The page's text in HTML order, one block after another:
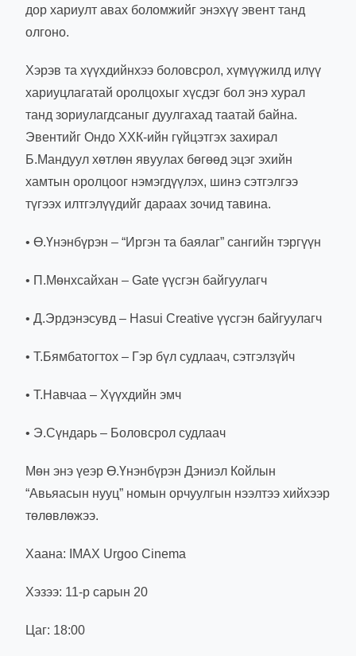
дор хариулт авах боломжийг энэхүү эвент танд
олгоно.
Хэрэв та хүүхдийнхээ боловсрол, хүмүүжилд илүү
хариуцлагатай оролцохыг хүсдэг бол энэ хурал
танд зориулагдсаныг дуулгахад таатай байна.
Эвентийг Ондо ХХК-ийн гүйцэтгэх захирал
Б.Мандуул хөтлөн явуулах бөгөөд эцэг эхийн
хамтын оролцоог нэмэгдүүлэх, шинэ сэтгэлгээ
түгээх илтгэлүүдийг дараах зочид тавина.
• Ө.Үнэнбүрэн – “Иргэн та баялаг” сангийн тэргүүн
• П.Мөнхсайхан – Gate үүсгэн байгуулагч
• Д.Эрдэнэсувд – Hasui Creative үүсгэн байгуулагч
• Т.Бямбатогтох – Гэр бүл судлаач, сэтгэлзүйч
• Т.Навчаа – Хүүхдийн эмч
• Э.Сүндарь – Боловсрол судлаач
Мөн энэ үеэр Ө.Үнэнбүрэн Дэниэл Койлын
“Авьяасын нууц” номын орчуулгын нээлтээ хийхээр
төлөвлөжээ.
Хаана: IMAX Urgoo Cinema
Хэзээ: 11-р сарын 20
Цаг: 18:00